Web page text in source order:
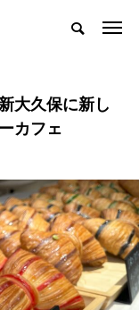
大久保に新し
カフェ